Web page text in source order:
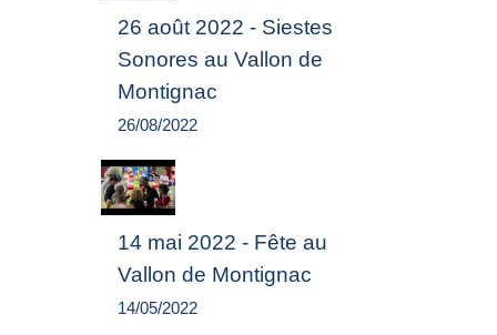
26 août 2022 - Siestes
Sonores au Vallon de
Montignac
26/08/2022
14 mai 2022 - Fête au
Vallon de Montignac
14/05/2022